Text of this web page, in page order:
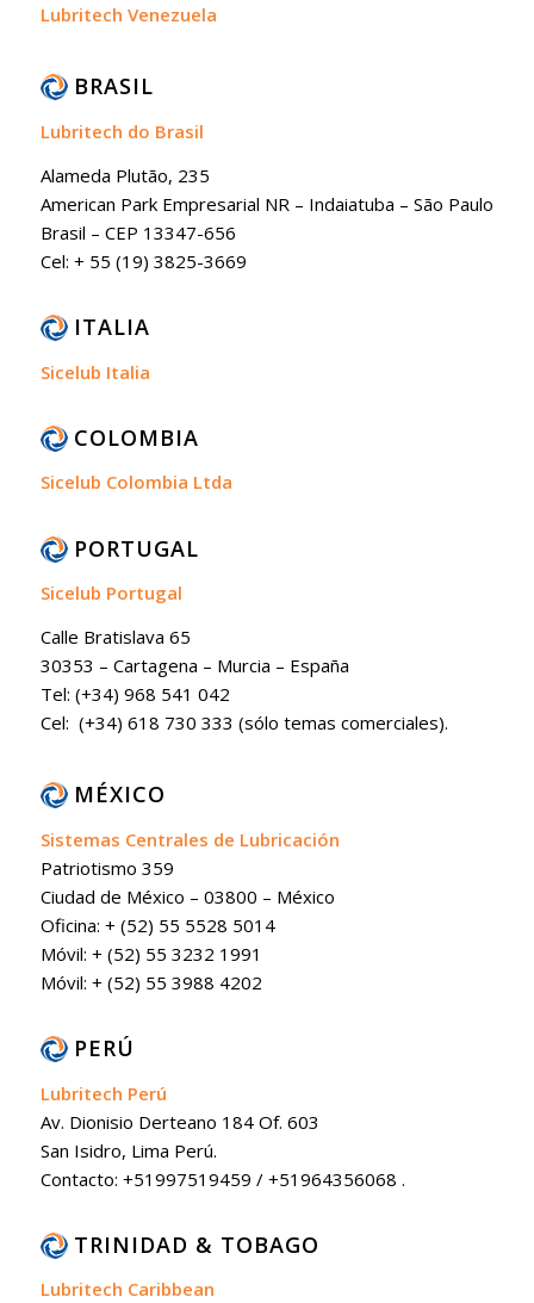
Lubritech Venezuela
BRASIL
Lubritech do Brasil
Alameda Plutão, 235
American Park Empresarial NR – Indaiatuba – São Paulo
Brasil – CEP 13347-656
Cel: + 55 (19) 3825-3669
ITALIA
Sicelub Italia
COLOMBIA
Sicelub Colombia Ltda
PORTUGAL
Sicelub Portugal
Calle Bratislava 65
30353 – Cartagena – Murcia – España
Tel: (+34) 968 541 042
Cel: (+34) 618 730 333 (sólo temas comerciales).
MÉXICO
Sistemas Centrales de Lubricación
Patriotismo 359
Ciudad de México – 03800 – México
Oficina: + (52) 55 5528 5014
Móvil: + (52) 55 3232 1991
Móvil: + (52) 55 3988 4202
PERÚ
Lubritech Perú
Av. Dionisio Derteano 184 Of. 603
San Isidro, Lima Perú.
Contacto: +51997519459 / +51964356068 .
TRINIDAD & TOBAGO
Lubritech Caribbean